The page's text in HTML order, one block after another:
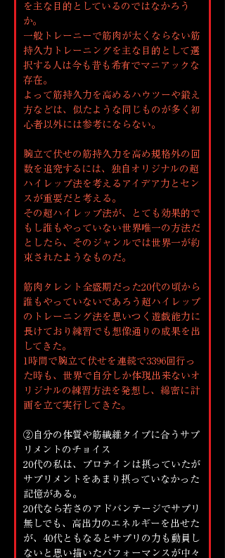
を主な目的としているのではなかろう
か。
一般トレーニーで筋肉が太くならない筋
持久力トレーニングを主な目的として選
択する人は今も昔も希有でマニアックな
存在。
よって筋持久力を高めるハウツーや鍛え
方などは、似たような同じものが多く初
心者以外には参考にならない。
腕立て伏せの筋持久力を高め規格外の回
数を追究するには、独自オリジナルの超
ハイレップ法を考えるアイデア力とセン
スが重要だと考える。
その超ハイレップ法が、とても効果的で
もし誰もやっていない世界唯一の方法だ
としたら、そのジャンルでは世界一が約
束されたようなものだ。
筋肉タレント全盛期だった20代の頃から
誰もやっていないであろう超ハイレップ
のトレーニング法を思いつく遊戯能力に
長けており練習でも想像通りの成果を出
してきた。
1時間で腕立て伏せを連続で3396回行っ
た時も、世界で自分しか体現出来ないオ
リジナルの練習方法を発想し、綿密に計
画を立て実行してきた。
②自分の体質や筋繊維タイプに合うサプ
リメントのチョイス
20代の私は、プロテインは摂っていたが
サプリメントをあまり摂っていなかった
記憶がある。
20代なら若さのアドバンテージでサプリ
無しでも、高出力のエネルギーを出せた
が、40代ともなるとサプリの力も動員し
ないと思い描いたパフォーマンスが中々